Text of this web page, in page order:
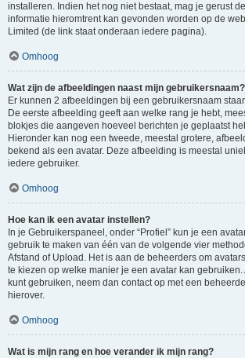
installeren. Indien het nog niet bestaat, mag je gerust
informatie hieromtrent kan gevonden worden op de
Limited (de link staat onderaan iedere pagina).
Omhoog
Wat zijn de afbeeldingen naast mijn gebruikersnaam?
Er kunnen 2 afbeeldingen bij een gebruikersnaam
De eerste afbeelding geeft aan welke rang je hebt,
blokjes die aangeven hoeveel berichten je geplaatst
Hieronder kan nog een tweede, meestal grotere,
bekend als een avatar. Deze afbeelding is meestal
iedere gebruiker.
Omhoog
Hoe kan ik een avatar instellen?
In je Gebruikerspaneel, onder “Profiel” kun je een
gebruik te maken van één van de volgende vier
Afstand of Upload. Het is aan de beheerders om
te kiezen op welke manier je een avatar kan
kunt gebruiken, neem dan contact op met een
hierover.
Omhoog
Wat is mijn rang en hoe verander ik mijn rang?